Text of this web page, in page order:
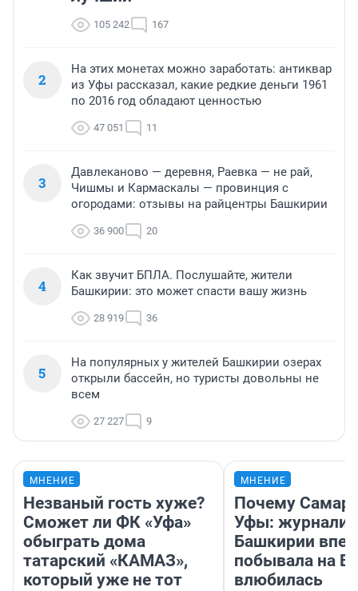
105 242 167
2
На этих монетах можно заработать: антиквар
из Уфы рассказал, какие редкие деньги 1961
по 2016 год обладают ценностью
47 051 11
3
Давлеканово — деревня, Раевка — не рай,
Чишмы и Кармаскалы — провинция с
огородами: отзывы на райцентры Башкирии
36 900 20
4
Как звучит БПЛА. Послушайте, жители
Башкирии: это может спасти вашу жизнь
28 919 36
5
На популярных у жителей Башкирии озерах
открыли бассейн, но туристы довольны не
всем
27 227 9
МНЕНИЕ
Незваный гость хуже?
Сможет ли ФК «Уфа»
обыграть дома
татарский «КАМАЗ»,
который уже не тот
МНЕНИЕ
Почему
Уфы:
Башкирии
побывала на
влюбилась